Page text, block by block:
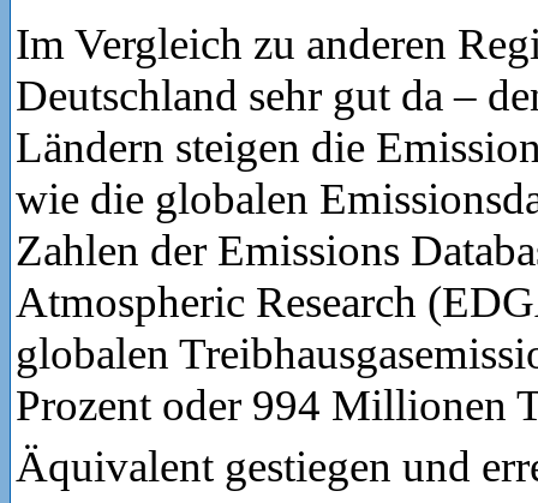
Im Vergleich zu anderen
Deutschland sehr gut da –
Ländern steigen die
wie die globalen
Zahlen der Emissions
Atmospheric Research
globalen
Prozent oder 994 Millionen
Äquivalent gestiegen und